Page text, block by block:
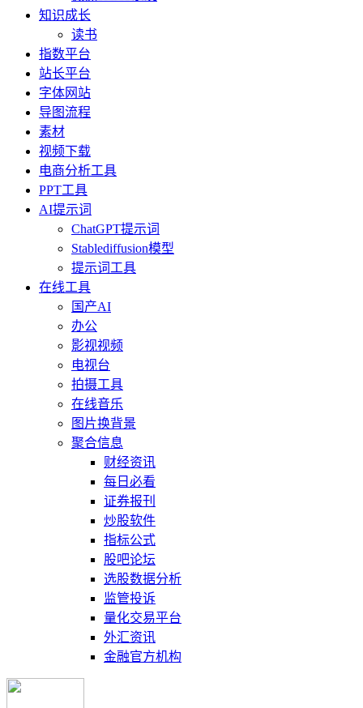
知识成长
读书
指数平台
站长平台
字体网站
导图流程
素材
视频下载
电商分析工具
PPT工具
AI提示词
ChatGPT提示词
Stablediffusion模型
提示词工具
在线工具
国产AI
办公
影视视频
电视台
拍摄工具
在线音乐
图片换背景
聚合信息
财经资讯
每日必看
证券报刊
炒股软件
指标公式
股吧论坛
选股数据分析
监管投诉
量化交易平台
外汇资讯
金融官方机构